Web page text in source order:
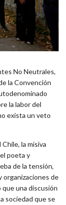
No Neutrales,
la Convención
la labor del
exista un veto
la misiva
poeta y
de la tensión,
organizaciones de
que una discusión
sociedad que se